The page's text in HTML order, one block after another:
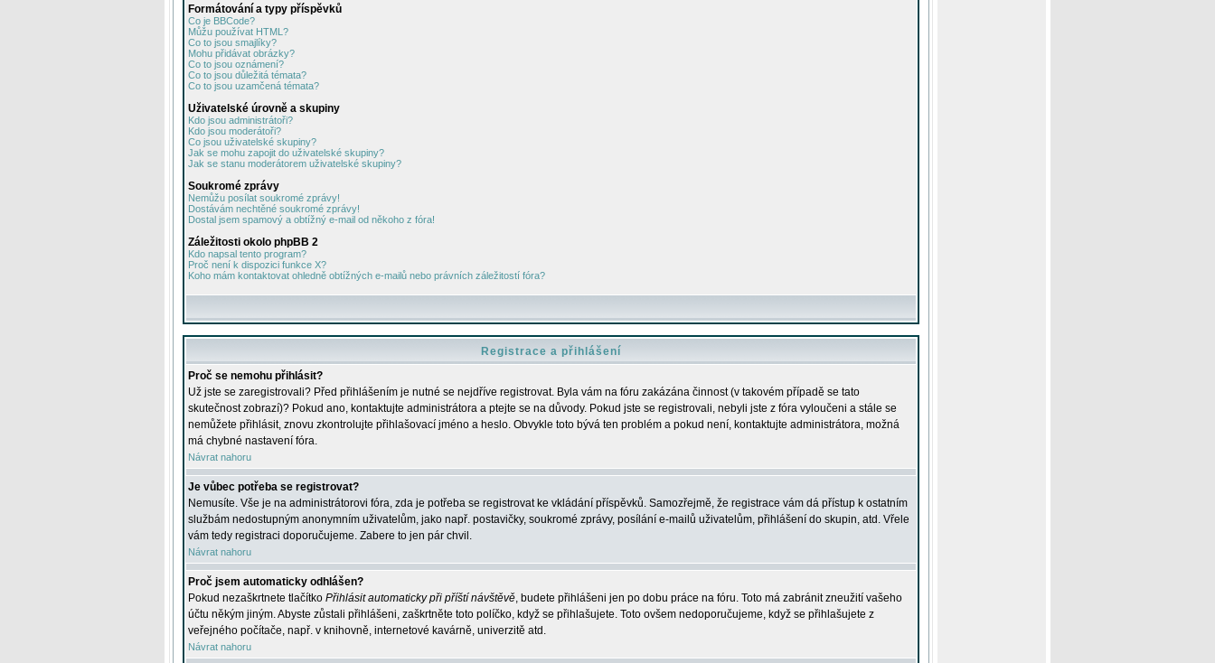
Formátování a typy příspěvků
Co je BBCode?
Můžu používat HTML?
Co to jsou smajlíky?
Mohu přidávat obrázky?
Co to jsou oznámení?
Co to jsou důležitá témata?
Co to jsou uzamčená témata?
Uživatelské úrovně a skupiny
Kdo jsou administrátoři?
Kdo jsou moderátoři?
Co jsou uživatelské skupiny?
Jak se mohu zapojit do uživatelské skupiny?
Jak se stanu moderátorem uživatelské skupiny?
Soukromé zprávy
Nemůžu posílat soukromé zprávy!
Dostávám nechtěné soukromé zprávy!
Dostal jsem spamový a obtížný e-mail od někoho z fóra!
Záležitosti okolo phpBB 2
Kdo napsal tento program?
Proč není k dispozici funkce X?
Koho mám kontaktovat ohledně obtížných e-mailů nebo právních záležitostí fóra?
Registrace a přihlášení
Proč se nemohu přihlásit?
Už jste se zaregistrovali? Před přihlášením je nutné se nejdříve registrovat. Byla vám na fóru zakázána činnost (v takovém případě se tato
skutečnost zobrazí)? Pokud ano, kontaktujte administrátora a ptejte se na důvody. Pokud jste se registrovali, nebyli jste z fóra vyloučeni a stále se
nemůžete přihlásit, znovu zkontrolujte přihlašovací jméno a heslo. Obvykle toto bývá ten problém a pokud není, kontaktujte administrátora, možná
má chybné nastavení fóra.
Návrat nahoru
Je vůbec potřeba se registrovat?
Nemusíte. Vše je na administrátorovi fóra, zda je potřeba se registrovat ke vkládání příspěvků. Samozřejmě, že registrace vám dá přístup k ostatním
službám nedostupným anonymním uživatelům, jako např. postavičky, soukromé zprávy, posílání e-mailů uživatelům, přihlášení do skupin, atd. Vřele
vám tedy registraci doporučujeme. Zabere to jen pár chvil.
Návrat nahoru
Proč jsem automaticky odhlášen?
Pokud nezaškrtnete tlačítko Přihlásit automaticky při příští návštěvě, budete přihlášeni jen po dobu práce na fóru. Toto má zabránit zneužití vašeho
účtu někým jiným. Abyste zůstali přihlášeni, zaškrtněte toto políčko, když se přihlašujete. Toto ovšem nedoporučujeme, když se přihlašujete z
veřejného počítače, např. v knihovně, internetové kavárně, univerzitě atd.
Návrat nahoru